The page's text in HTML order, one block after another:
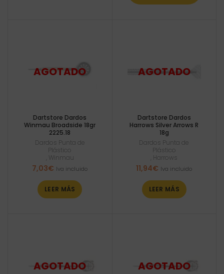
Dartstore Dardos
Winmau Broadside 18gr
2225.18
Dardos Punta de
Plástico
Winmau
7,03€ Iva incluido
LEER MÁS
Dartstore Dardos
Harrows Silver Arrows R
18g
Dardos Punta de
Plástico
Harrows
11,94€ Iva incluido
LEER MÁS